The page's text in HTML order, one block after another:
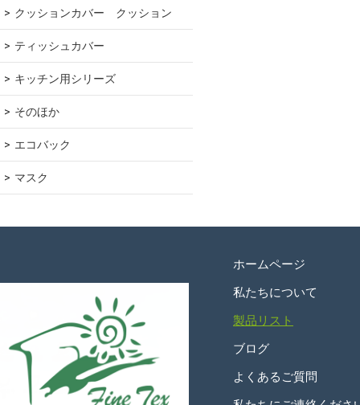
クッションカバー　クッション
ティッシュカバー
キッチン用シリーズ
そのほか
エコバック
マスク
ホームページ
私たちについて
製品リスト
ブログ
よくあるご質問